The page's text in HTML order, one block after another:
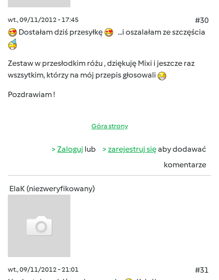
wt., 09/11/2012 - 17:45
#30
Dostałam dziś przesyłkę
...i oszalałam ze szczęścia
Zestaw w przesłodkim różu , dziękuję Mixi i jeszcze raz
wszsytkim, którzy na mój przepis głosowali
Pozdrawiam !
Góra strony
Zaloguj lub zarejestruj sięaby dodawać
komentarze
ElaK (niezweryfikowany)
wt., 09/11/2012 - 21:01
#31